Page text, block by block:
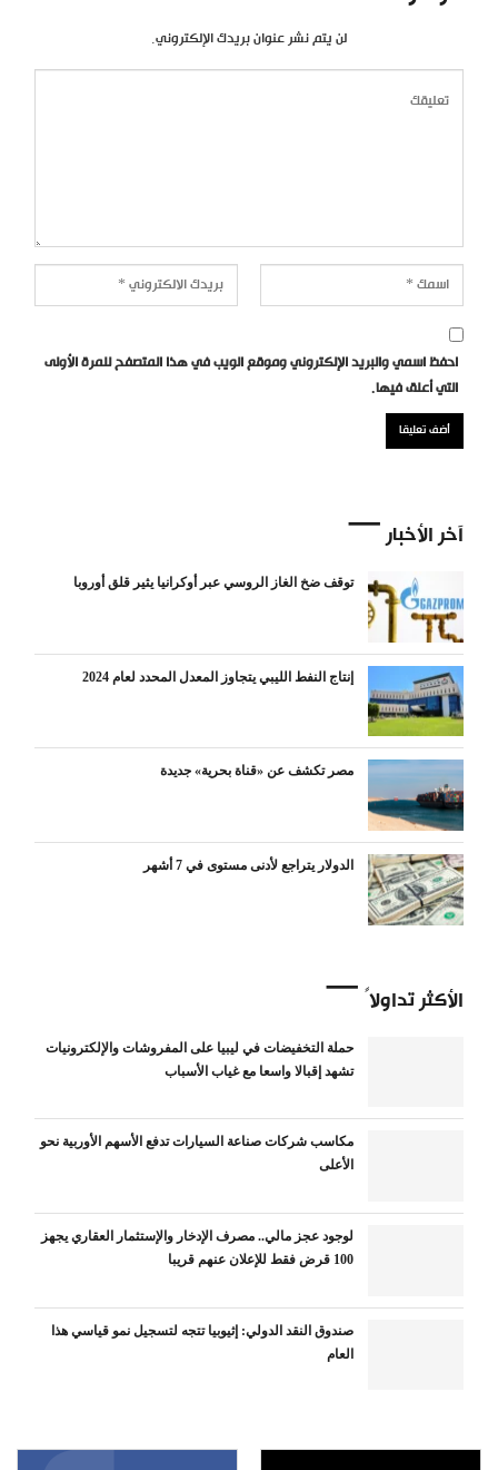
لن يتم نشر عنوان بريدك الإلكتروني.
احفظ اسمي والبريد الإلكتروني وموقع الويب في هذا المتصفح للمرة الأولى
التي أعلق فيها.
آخر الأخبار
توقف ضخ الغاز الروسي عبر أوكرانيا يثير قلق أوروبا
إنتاج النفط الليبي يتجاوز المعدل المحدد لعام 2024
مصر تكشف عن «قناة بحرية» جديدة
الدولار يتراجع لأدنى مستوى في 7 أشهر
الأكثر تداولاً
حملة التخفيضات في ليبيا على المفروشات والإلكترونيات
تشهد إقبالا واسعا مع غياب الأسباب
مكاسب شركات صناعة السيارات تدفع الأسهم الأوربية نحو
الأعلى
لوجود عجز مالي.. مصرف الإدخار والإستثمار العقاري يجهز
100 قرض فقط للإعلان عنهم قريبا
صندوق النقد الدولي: إثيوبيا تتجه لتسجيل نمو قياسي هذا
العام